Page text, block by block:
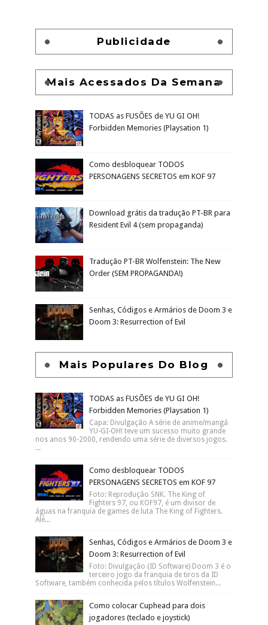
Publicidade
Mais Acessados Da Semana
TODAS as FUSÕES de YU GI OH!
Forbidden Memories (Playsation 1)
Como desbloquear TODOS
PERSONAGENS SECRETOS em KOF 97
Download grátis da tradução PT-BR para
Resident Evil 4 (sem propaganda)
Tradução PT-BR Wolfenstein: The New
Order (SEM PROPAGANDA!)
Senhas, Códigos e Armários de Doom 3 e
Doom 3: Resurrection of Evil
Mais Populares Do Blog
TODAS as FUSÕES de YU GI OH!
Forbidden Memories (Playsation 1)
Capa: Divulgação A série de anime/mangá
YU-GI-OH! teve um sucesso muito grande
nos anos 90-2000, rendendo uma série de diversos jogos.
...
Como desbloquear TODOS
PERSONAGENS SECRETOS em KOF 97
Foto: Reprodução SNK. The King of
Fighters 97, ou KOF97, é um divisor de
águas na franquia de games de luta The King of Fighters.
Alé...
Senhas, Códigos e Armários de Doom 3 e
Doom 3: Resurrection of Evil
Foto: Divulgação (ID Software) Doom 3 é o
terceiro jogo da franquia de tiros da ID
Software, também conhecida pelos títulos Wolfenstein...
Como colocar Cuphead para dois
jogadores (teclado e joystick)